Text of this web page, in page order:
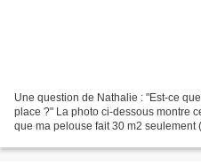
Une question de Nathalie : "Est-ce
place ?" La photo ci-dessous montre
que ma pelouse fait 30 m2